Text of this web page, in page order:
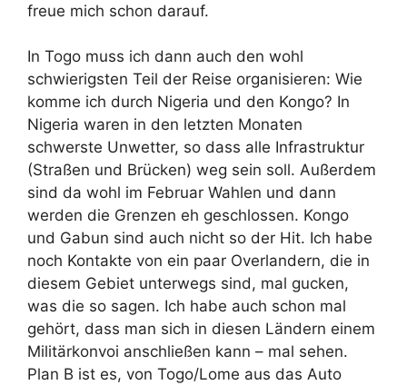
freue mich schon darauf.
In Togo muss ich dann auch den wohl
schwierigsten Teil der Reise organisieren: Wie
komme ich durch Nigeria und den Kongo? In
Nigeria waren in den letzten Monaten
schwerste Unwetter, so dass alle Infrastruktur
(Straßen und Brücken) weg sein soll. Außerdem
sind da wohl im Februar Wahlen und dann
werden die Grenzen eh geschlossen. Kongo
und Gabun sind auch nicht so der Hit. Ich habe
noch Kontakte von ein paar Overlandern, die in
diesem Gebiet unterwegs sind, mal gucken,
was die so sagen. Ich habe auch schon mal
gehört, dass man sich in diesen Ländern einem
Militärkonvoi anschließen kann – mal sehen.
Plan B ist es, von Togo/Lome aus das Auto